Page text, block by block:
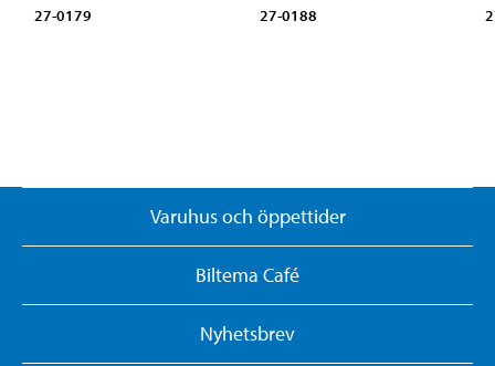
27-0179 27-0188
Varuhus och öppettider
Biltema Café
Nyhetsbrev